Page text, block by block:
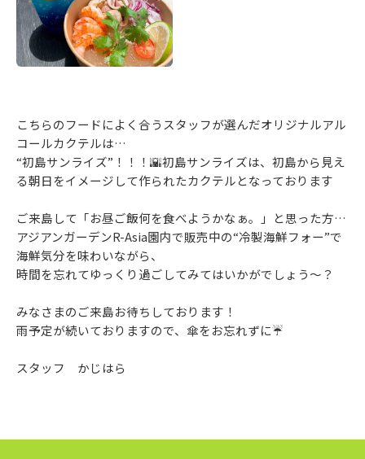
こちらのフードによく合うスタッフが選んだオリジナルアル
コールカクテルは…
“初島サンライズ”！！！🌇初島サンライズは、初島から見え
る朝日をイメージして作られたカクテルとなっております
ご来島して「お昼ご飯何を食べようかなぁ。」と思った方…
アジアンガーデンR-Asia園内で販売中の“冷製海鮮フォー”で
海鮮気分を味わいながら、
時間を忘れてゆっくり過ごしてみてはいかがでしょう～？
みなさまのご来島お待ちしております！
雨予定が続いておりますので、傘をお忘れずに☔
スタッフ かじはら